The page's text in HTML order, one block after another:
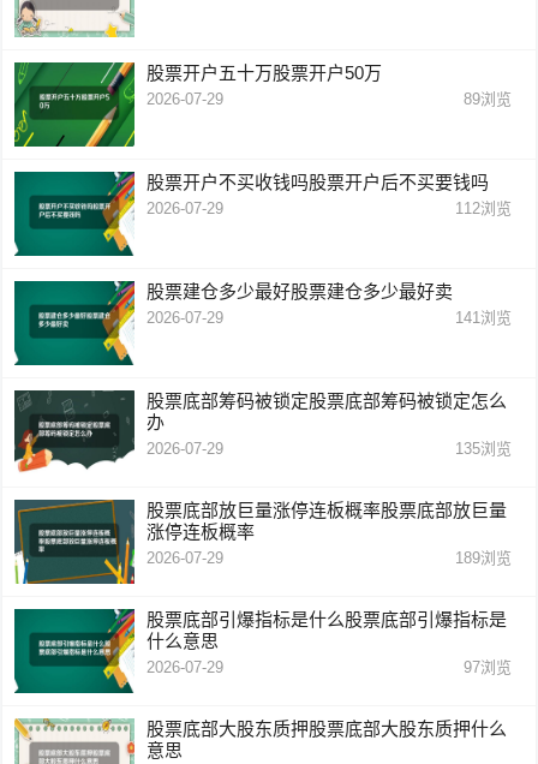
股票开户五十万股票开户50万
2026-07-29 89浏览
股票开户不买收钱吗股票开户后不买要钱吗
2026-07-29 112浏览
股票建仓多少最好股票建仓多少最好卖
2026-07-29 141浏览
股票底部筹码被锁定股票底部筹码被锁定怎么
办
2026-07-29 135浏览
股票底部放巨量涨停连板概率股票底部放巨量
涨停连板概率
2026-07-29 189浏览
股票底部引爆指标是什么股票底部引爆指标是
什么意思
2026-07-29 97浏览
股票底部大股东质押股票底部大股东质押什么
意思